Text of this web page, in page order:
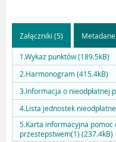
Załączniki (5) Metadane
1.Wykaz punktów (189.5kB)
2.Harmonogram (415.4kB)
3.Informacja o nieodpłatnej
4.Lista jednostek
5.Karta informacyjna
przestepstwem(1) (237.4kB)